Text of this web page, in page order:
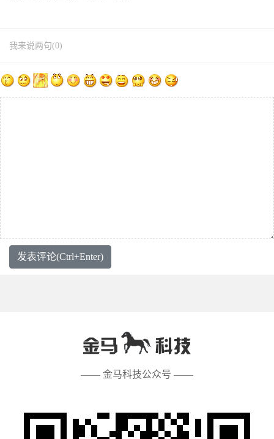
我来说两句(0)
发表评论(Ctrl+Enter)
—— 金马科技公众号 ——